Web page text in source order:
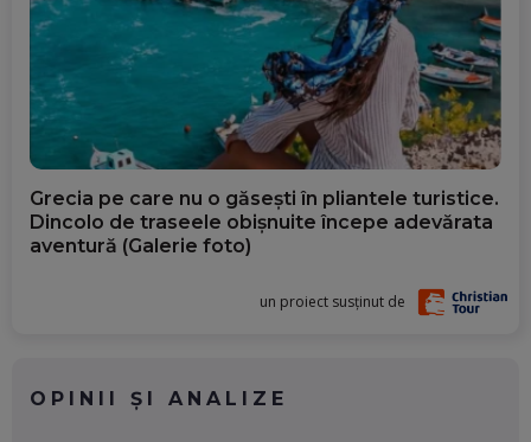
Grecia pe care nu o găsești în pliantele turistice.
Dincolo de traseele obișnuite începe adevărata
aventură (Galerie foto)
un proiect susținut de
OPINII ȘI ANALIZE